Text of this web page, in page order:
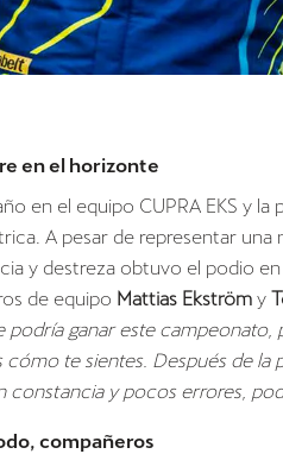
en el horizonte
en el equipo CUPRA EKS y
A pesar de representar una
y destreza obtuvo el podio
de equipo Mattias Ekström y
podría ganar este campeonato,
cómo te sientes. Después de la
constancia y pocos errores,
compañeros